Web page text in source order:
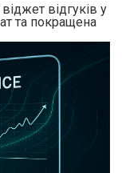
відгуків у
та покращена